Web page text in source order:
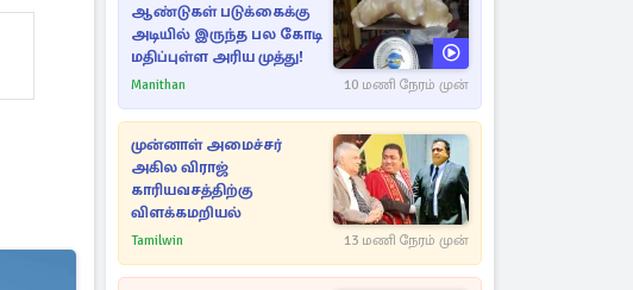
ஆண்டுகள் படுக்கைக்கு
அடியில் இருந்த பல கோடி
மதிப்புள்ள அரிய முத்து!
Manithan 10 மணி நேரம் முன்
முன்னாள் அமைச்சர்
அகில விராஜ்
காரியவசத்திற்கு
விளக்கமறியல்
Tamilwin 13 மணி நேரம் முன்